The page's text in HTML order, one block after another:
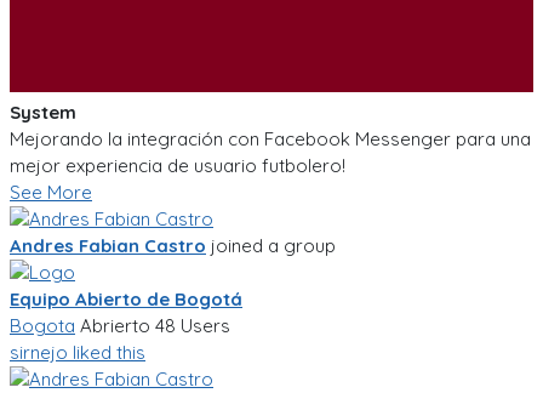
System
Mejorando la integración con Facebook Messenger para una
mejor experiencia de usuario futbolero!
See More
Andres Fabian Castro joined a group
Equipo Abierto de Bogotá
Bogota Abrierto 48 Users
sirnejo liked this